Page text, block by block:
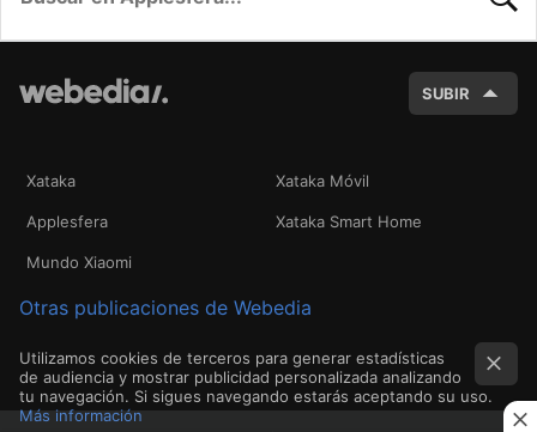
SUBIR
Xataka Xataka Móvil
Applesfera Xataka Smart Home
Mundo Xiaomi
Otras publicaciones de Webedia
Utilizamos cookies de terceros para generar estadísticas
de audiencia y mostrar publicidad personalizada analizando
tu navegación. Si sigues navegando estarás aceptando su uso.
Más información